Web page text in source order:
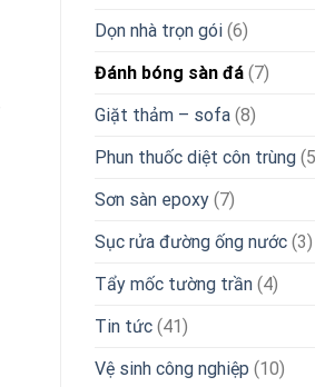
Dọn nhà trọn gói(6)
Đánh bóng sàn đá(7)
Giặt thảm – sofa(8)
Phun thuốc diệt côn trùng
Sơn sàn epoxy(7)
Sục rửa đường ống nước(3)
Tẩy mốc tường trần(4)
Tin tức(41)
Vệ sinh công nghiệp (10)